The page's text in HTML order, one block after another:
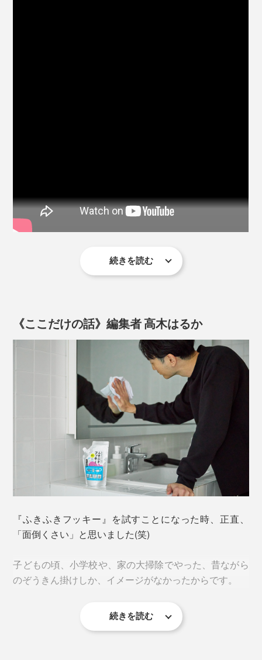
洗剤のベタつきも、二度拭きの必要も、ありません。
ホコリが落ちるので、天井から壁、窓ガラス、床と、部
『ふきふきフッキー』入りの洗浄液で洗うと、汚れたぞうきんも真っ白に！洗浄
ふつう、汚れたぞうきんを、水で洗っても、黒ずみはも
うとれませんが、『ふきふきフッキー』入りの洗浄液
は、違います。
ぞうきんを洗った洗浄液そのものは、もちろん黒く濁り
ますが、くり返し使ってOK。めんどうなバケツの水替
えは、必要なし。
窓ガラスから、フローリング床の隅々まで、約15畳の部
動画は『ふきふきフッキー』をつくった、がんこ本舗オススメの掃除方法
洗剤が、下水をとおって海へ流れていく間に、微生物な
どによって分解されて、水へ戻っていく－－。
これを「易生分解（いせいぶんかい）」と言いますが、
『ふきふきフッキー』の易生分解性は、世界的なOECD
基準のDOC法試験において、21日間で達成したことを
確認しています。
続きを読む
《ここだけの話》編集者 高木はるか
『ふきふきフッキー』を試すことになった時、正直、
「面倒くさい」と思いました(笑)
子どもの頃、小学校や、家の大掃除でやった、昔ながら
のぞうきん掛けしか、イメージがなかったからです。
汚れで黒ずんだぞうきんで拭いて、「汚れがとれている
続きを読む